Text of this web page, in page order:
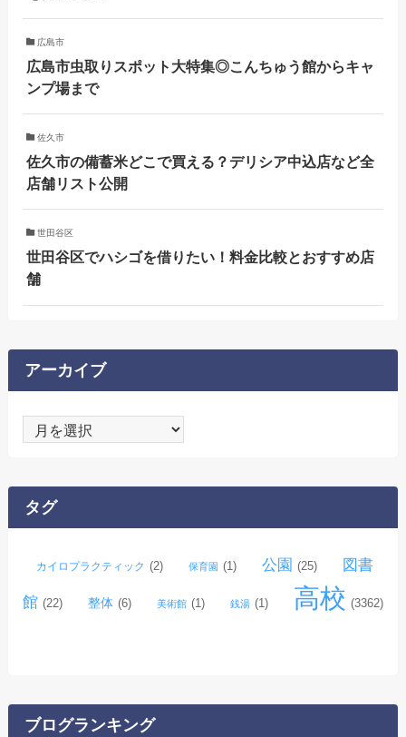
広島市
広島市虫取りスポット大特集◎こんちゅう館からキャ
ンプ場まで
佐久市
佐久市の備蓄米どこで買える？デリシア中込店など全
店舗リスト公開
世田谷区
世田谷区でハシゴを借りたい！料金比較とおすすめ店
舗
アーカイブ
ー
ブ
タグ
カイロプラクティック (2) 保育園 (1) 公園 (25) 図書
館 (22) 整体 (6) 美術館 (1) 銭湯 (1) 高校 (3362)
ブログランキング